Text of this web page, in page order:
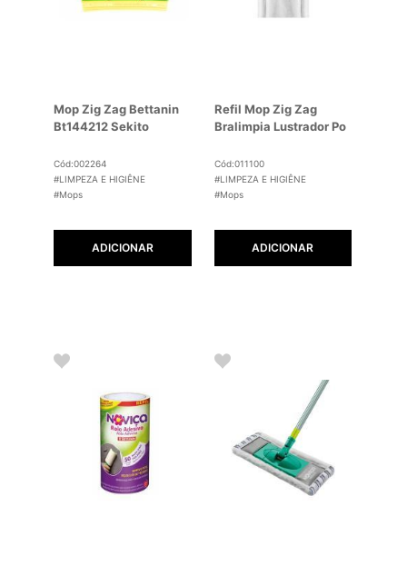
Mop Zig Zag Bettanin
Bt144212 Sekito
Cód:002264
#LIMPEZA E HIGIÊNE
#Mops
ADICIONAR
Refil Mop Zig Zag
Bralimpia Lustrador Po
Cód:011100
#LIMPEZA E HIGIÊNE
#Mops
ADICIONAR